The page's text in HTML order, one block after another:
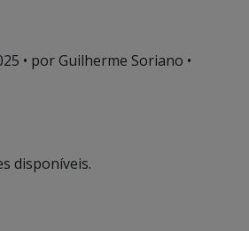
• por Guilherme Soriano •
disponíveis.